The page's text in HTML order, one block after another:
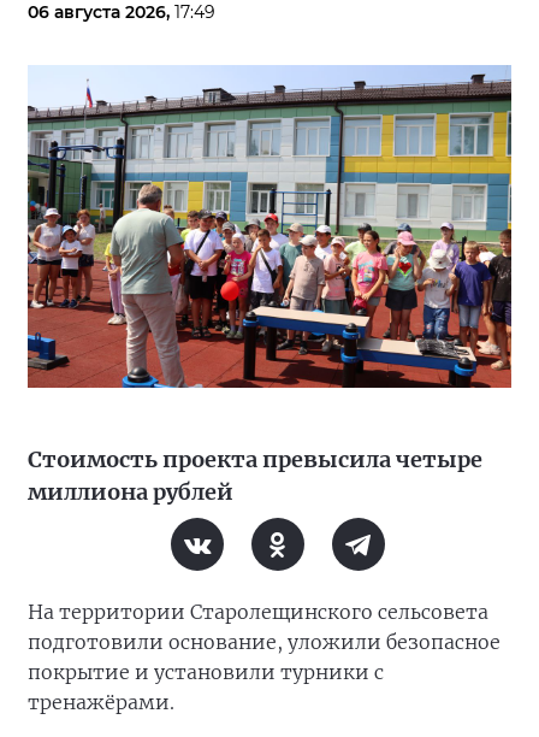
06 августа 2026, 17:49
Стоимость проекта превысила четыре
миллиона рублей
На территории Старолещинского сельсовета
подготовили основание, уложили безопасное
покрытие и установили турники с
тренажёрами.